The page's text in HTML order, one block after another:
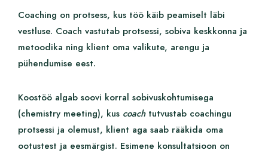
Coaching on protsess, kus töö käib peamiselt läbi
vestluse. Coach vastutab protsessi, sobiva keskkonna ja
metoodika ning klient oma valikute, arengu ja
pühendumise eest.
Koostöö algab soovi korral sobivuskohtumisega
(chemistry meeting), kus coachtutvustab coachingu
protsessi ja olemust, klient aga saab rääkida oma
ootustest ja eesmärgist. Esimene konsultatsioon on